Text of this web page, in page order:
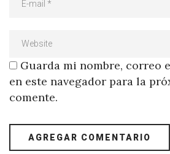
Guarda mi nombre, correo
en este navegador para la
comente.